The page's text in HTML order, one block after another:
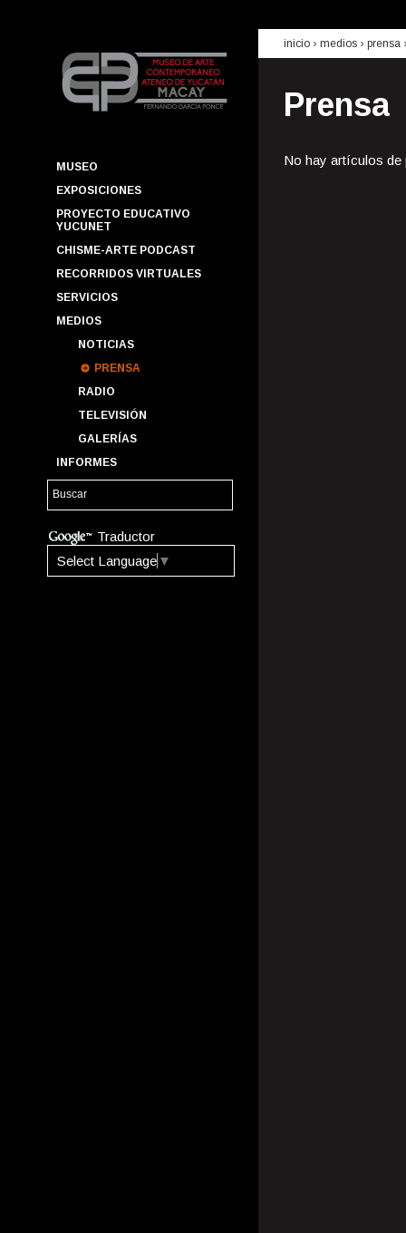
MUSEO
EXPOSICIONES
PROYECTO EDUCATIVO
YUCUNET
CHISME-ARTE PODCAST
RECORRIDOS VIRTUALES
SERVICIOS
MEDIOS
NOTICIAS
PRENSA
RADIO
TELEVISIÓN
GALERÍAS
INFORMES
Traductor
Select Language ▼
inicio › medios › prensa
Prensa
No hay artículos de